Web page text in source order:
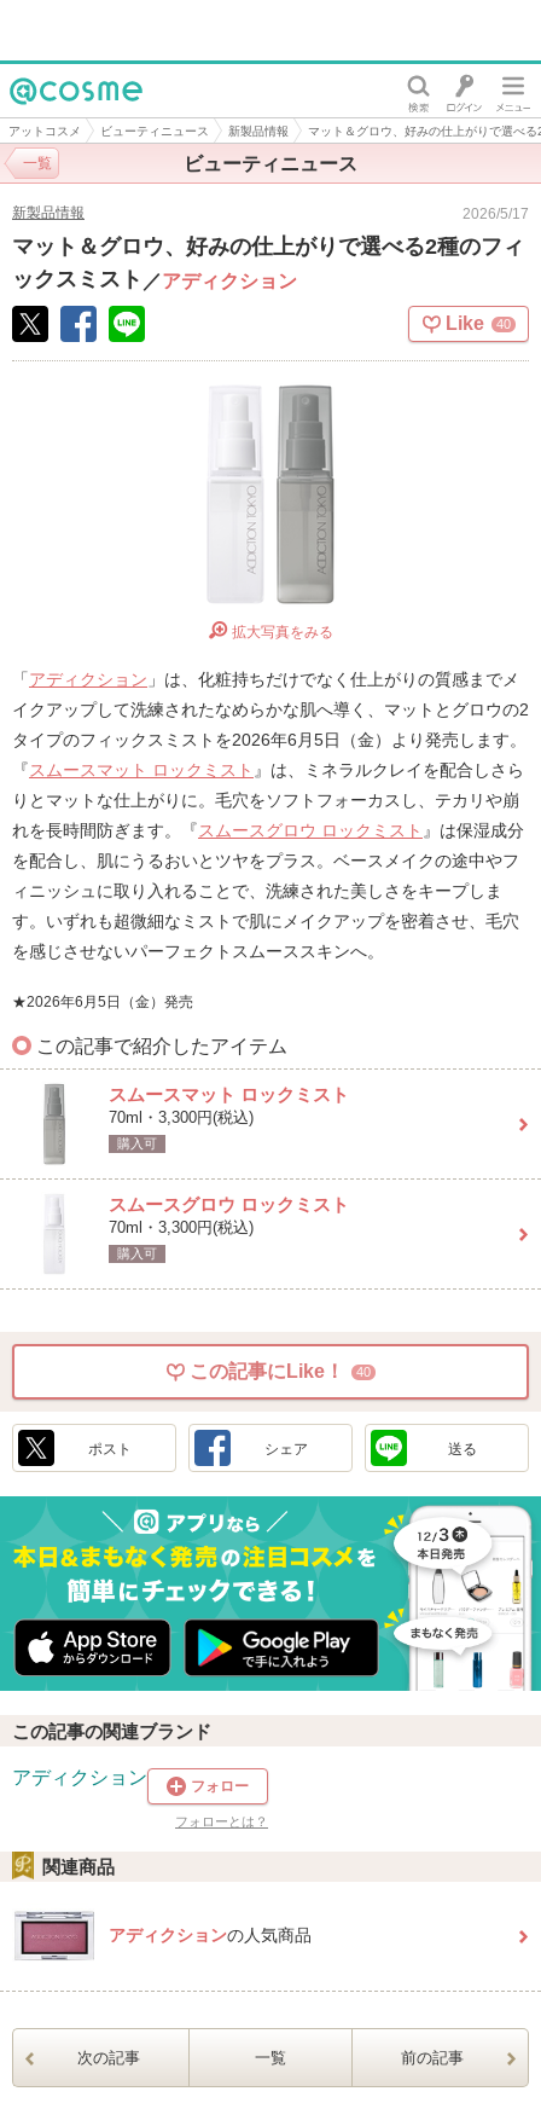
@cosme
アットコスメ ビューティニュース 新製品情報 マット＆グロウ、好みの仕上がりで選べ
ビューティニュース
一覧
新製品情報 2026/5/17
マット＆グロウ、好みの仕上がりで選べる2種のフィ
ックスミスト ／アディクション
Like 40
拡大写真をみる
「アディクション 」は、化粧持ちだけでなく仕上がりの質感までメ
イクアップして洗練されたなめらかな肌へ導く、マットとグロウの2
タイプのフィックスミストを2026年6月5日（金）より発売します。
『スムースマット ロックミスト 』は、ミネラルクレイを配合しさら
りとマットな仕上がりに。毛穴をソフトフォーカスし、テカリや崩
れを長時間防ぎます。『スムースグロウ ロックミスト 』は保湿成分
を配合し、肌にうるおいとツヤをプラス。ベースメイクの途中やフ
ィニッシュに取り入れることで、洗練された美しさをキープしま
す。いずれも超微細なミストで肌にメイクアップを密着させ、毛穴
を感じさせないパーフェクトスムーススキンへ。
★2026年6月5日（金）発売
この記事で紹介したアイテム
スムースマット ロックミスト
70ml・3,300円(税込)
購入可
スムースグロウ ロックミスト
70ml・3,300円(税込)
購入可
この記事にLike！ 40
ポスト シェア 送る
この記事の関連ブランド
アディクション フォロー
フォローとは？
関連商品
アディクションの人気商品
次の記事 一覧 前の記事